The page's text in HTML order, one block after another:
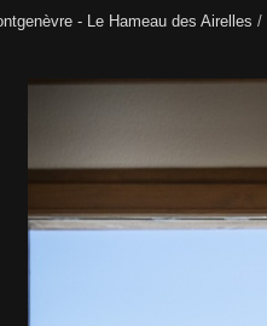
- Le Hameau des Airelles /